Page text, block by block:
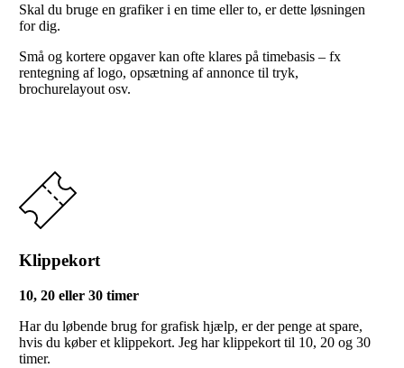
Skal du bruge en grafiker i en time eller to, er dette løsningen
for dig.
Små og kortere opgaver kan ofte klares på timebasis – fx
rentegning af logo, opsætning af annonce til tryk,
brochurelayout osv.
Klippekort
10, 20 eller 30 timer
Har du løbende brug for grafisk hjælp, er der penge at spare,
hvis du køber et klippekort. Jeg har klippekort til 10, 20 og 30
timer.